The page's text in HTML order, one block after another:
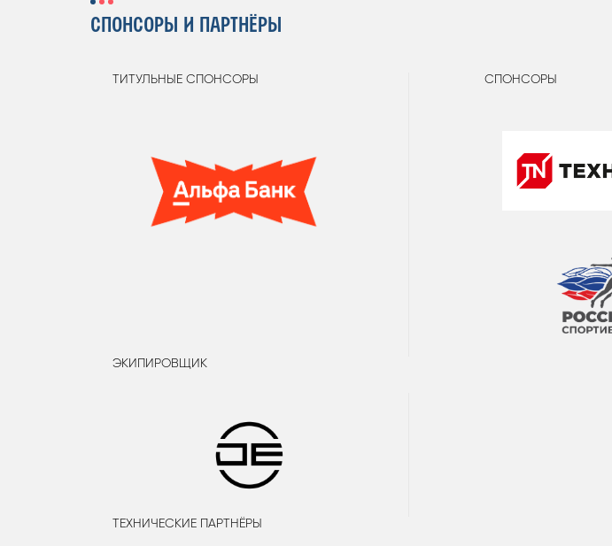
СПОНСОРЫ И ПАРТНЁРЫ
ТИТУЛЬНЫЕ СПОНСОРЫ СПОНСОРЫ
ЭКИПИРОВЩИК
ТЕХНИЧЕСКИЕ ПАРТНЁРЫ